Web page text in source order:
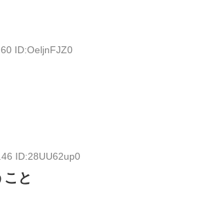
ID:OeljnFJZ0
ID:28UU62up0
と